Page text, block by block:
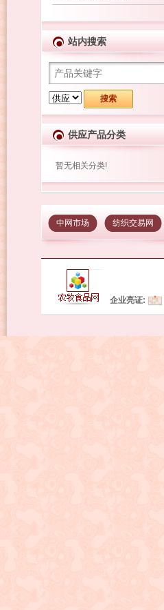
站内搜索
供应产品分类
暂无相关分类!
中网市场 纺织交易网
企业亮证: